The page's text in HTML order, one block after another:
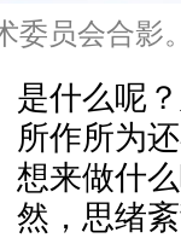
委员会合影
是什么呢
所作所为
想来做什
然，思绪